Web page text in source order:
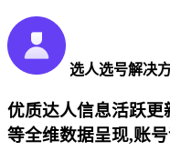
选人选号解决
优质达人信息活跃
等全维数据呈现,账